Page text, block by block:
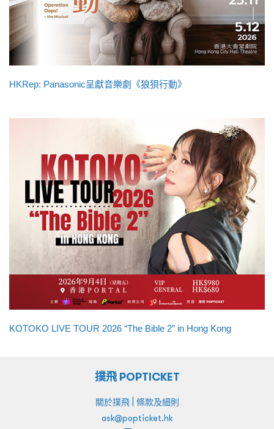
HKRep: Panasonic呈獻音樂劇《狼狽行動》
KOTOKO LIVE TOUR 2026 “The Bible 2” in Hong Kong
撲飛 POPTICKET
關於撲飛| 條款及細則
ask@popticket.hk